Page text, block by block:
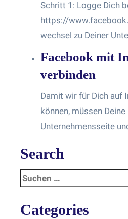
Schritt 1: Logge Dich
https://
wechsel zu Deiner
Facebook mit
verbinden
Damit wir für Dich auf
können, müssen
Unternehmensseite
Search
Categories